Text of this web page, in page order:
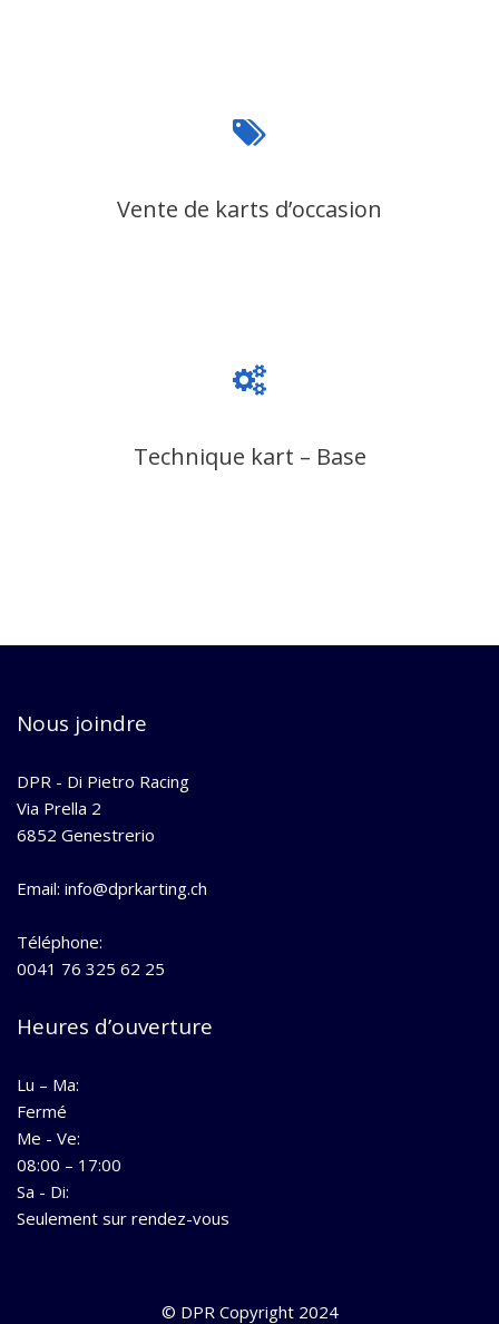
Vente de karts d’occasion
Technique kart – Base
Nous joindre
DPR - Di Pietro Racing
Via Prella 2
6852 Genestrerio
Email: info@dprkarting.ch
Téléphone:
0041 76 325 62 25
Heures d’ouverture
Lu – Ma:
Fermé
Me - Ve:
08:00 – 17:00
Sa - Di:
Seulement sur rendez-vous
© DPR Copyright 2024